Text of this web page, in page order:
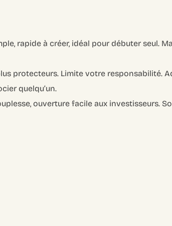
rapide à créer, idéal pour débuter seul.
protecteurs. Limite votre responsabilité.
quelqu’un.
ouverture facile aux investisseurs.